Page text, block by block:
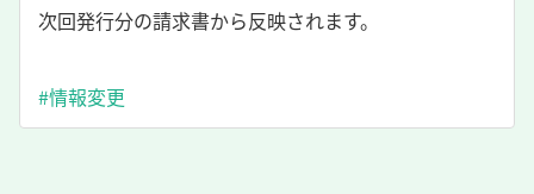
次回発行分の請求書から反映されます。
#情報変更